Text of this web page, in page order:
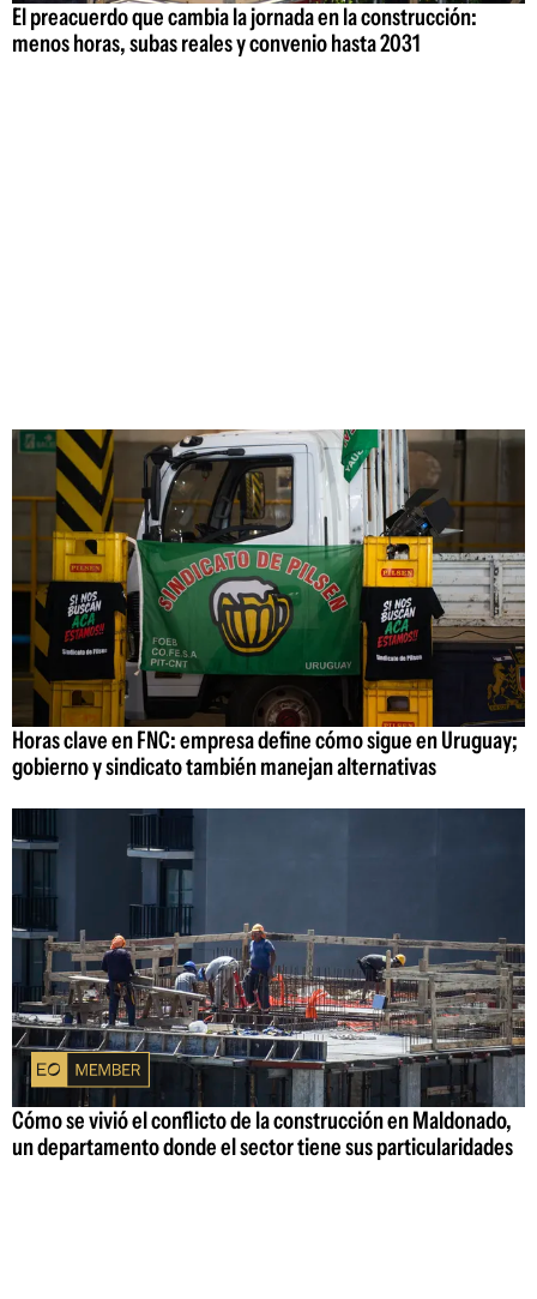
El preacuerdo que cambia la jornada en la construcción:
menos horas, subas reales y convenio hasta 2031
Horas clave en FNC: empresa define cómo sigue en Uruguay;
gobierno y sindicato también manejan alternativas
Cómo se vivió el conflicto de la construcción en Maldonado,
un departamento donde el sector tiene sus particularidades